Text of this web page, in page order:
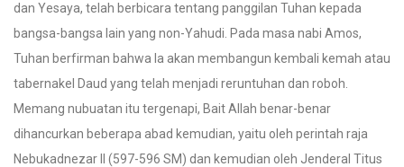
dan Yesaya, telah berbicara tentang panggilan Tuhan kepada
bangsa-bangsa lain yang non-Yahudi. Pada masa nabi Amos,
Tuhan berfirman bahwa Ia akan membangun kembali kemah atau
tabernakel Daud yang telah menjadi reruntuhan dan roboh.
Memang nubuatan itu tergenapi, Bait Allah benar-benar
dihancurkan beberapa abad kemudian, yaitu oleh perintah raja
Nebukadnezar II (597-596 SM) dan kemudian oleh Jenderal Titus